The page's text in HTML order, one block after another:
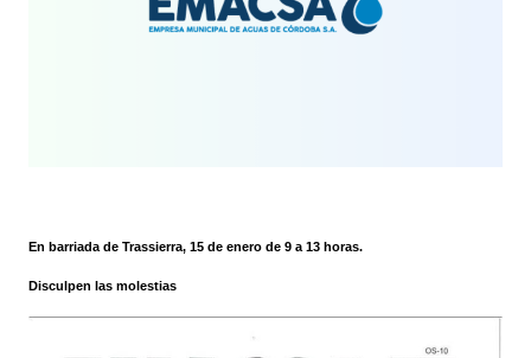
En barriada de Trassierra, 15 de enero de 9 a 13 horas.
Disculpen las molestias